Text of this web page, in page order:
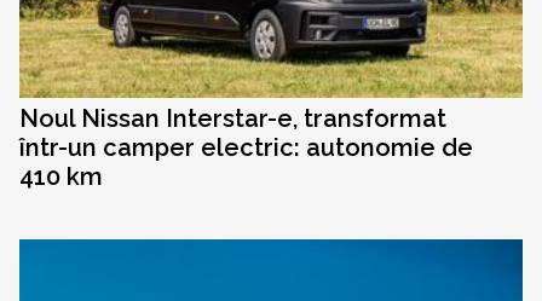
Noul Nissan Interstar-e, transformat
într-un camper electric: autonomie de
410 km